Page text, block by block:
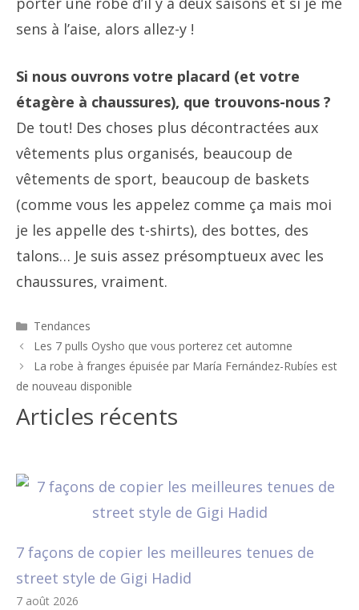
sens à l’aise, alors allez-y !
Si nous ouvrons votre placard (et votre
étagère à chaussures), que trouvons-nous ?
De tout! Des choses plus décontractées aux
vêtements plus organisés, beaucoup de
vêtements de sport, beaucoup de baskets
(comme vous les appelez comme ça mais moi
je les appelle des t-shirts), des bottes, des
talons… Je suis assez présomptueux avec les
chaussures, vraiment.
Catégories
Tendances
Navigation
des
Les 7 pulls Oysho que vous porterez cet automne
La robe à franges épuisée par María Fernández-Rubíes est
de nouveau disponible
Articles récents
7 façons de copier les meilleures tenues de
street style de Gigi Hadid
7 août 2026